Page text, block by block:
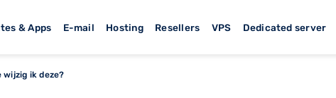
& Apps E-mail Hosting Resellers VPS Dedicated server
wijzig ik deze?